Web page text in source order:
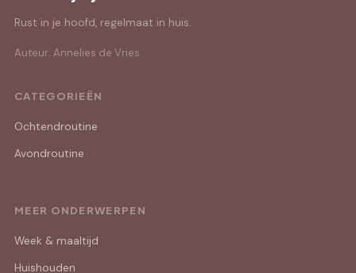
Rust in je hoofd, regelmaat in huis.
Auteur: Annelies de Vries
CATEGORIEËN
Ochtendroutine
Avondroutine
MEER ONDERWERPEN
Week & maaltijd
Huishouden